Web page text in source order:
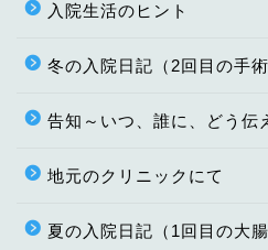
入院生活のヒント
冬の入院日記（2回目の手術
告知～いつ、誰に、どう伝
地元のクリニックにて
夏の入院日記（1回目の大